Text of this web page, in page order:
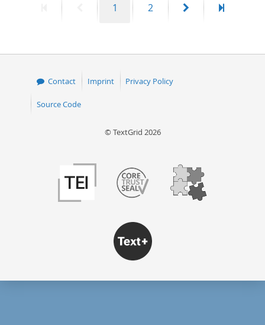
PreviousPage
1 Page
2
Next
Last
Contact Imprint Privacy Policy
Source Code
© TextGrid 2026